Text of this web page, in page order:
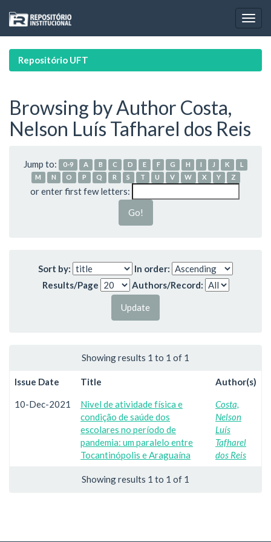
navigation
Repositório UFT
Browsing by Author Costa,
Nelson Luís Tafharel dos Reis
Jump to: 0-9 A B C D E F G H I J K
L
M
N O P Q R S T U V W X Y Z
or enter first few letters:
Sort by:
In order:
Results/Page
Authors/Record:
Showing results 1 to 1 of 1
Issue Date Title Author(s)
10-Dec-2021
Nivel de atividade física e
condição de saúde dos
escolares no período de
pandemia: um paralelo entre
Tocantinópolis e Araguaína
Costa,
Nelson
Luís
Tafharel
dos Reis
Showing results 1 to 1 of 1